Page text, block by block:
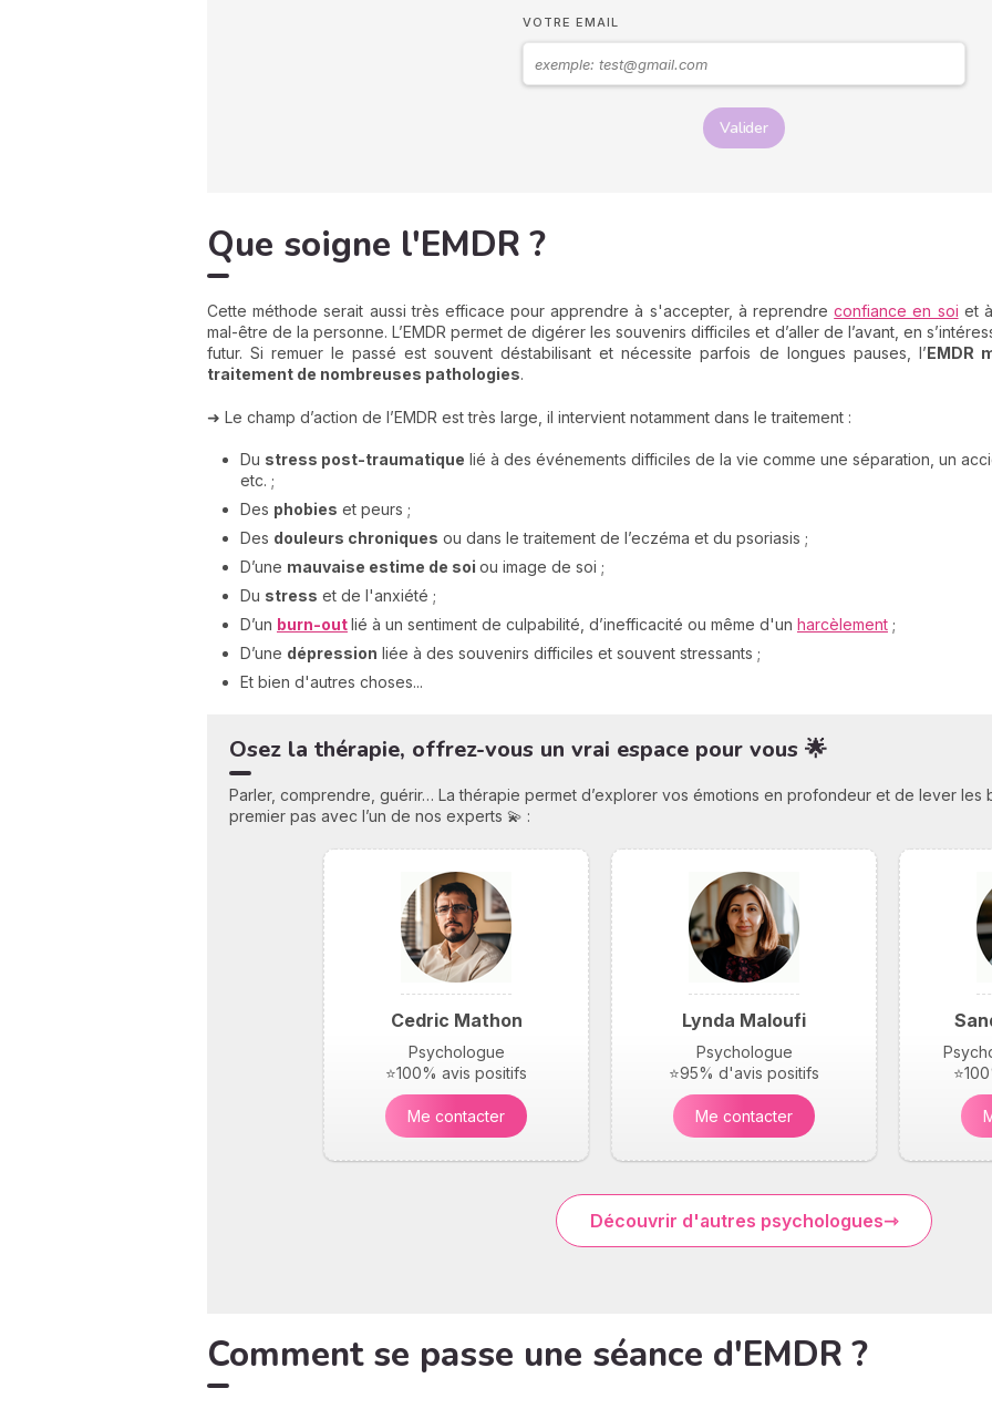
VOTRE EMAIL
Valider
Que soigne l'EMDR ?
Cette méthode serait aussi très efficace pour apprendre à s'accepter, à reprendreconfiance en soi et
mal-être de la personne. L’EMDR permet de digérer les souvenirs difficiles et d’aller de l’avant, en
futur. Si remuer le passé est souvent déstabilisant et nécessite parfois de longues pauses, l’EMDR
traitement de nombreuses pathologies.
➜ Le champ d’action de l’EMDR est très large, il intervient notamment dans le traitement :
Du stress post-traumatique lié à des événements difficiles de la vie comme une séparation, un
etc. ;
Des phobies et peurs ;
Des douleurs chroniques ou dans le traitement de l’eczéma et du psoriasis ;
D’une mauvaise estime de soi ou image de soi ;
Du stress et de l'anxiété ;
D’un burn-outlié à un sentiment de culpabilité, d’inefficacité ou même d'un harcèlement ;
D’une dépression liée à des souvenirs difficiles et souvent stressants ;
Et bien d'autres choses...
Osez la thérapie, offrez-vous un vrai espace pour vous 🌟
Parler, comprendre, guérir… La thérapie permet d’explorer vos émotions en profondeur et de lever les
premier pas avec l’un de nos experts 💫 :
Cedric Mathon
Psychologue
⭐100% avis positifs
Me contacter
Lynda Maloufi
Psychologue
⭐95% d'avis positifs
Me contacter
Découvrir d'autres psychologues
Comment se passe une séance d'EMDR ?